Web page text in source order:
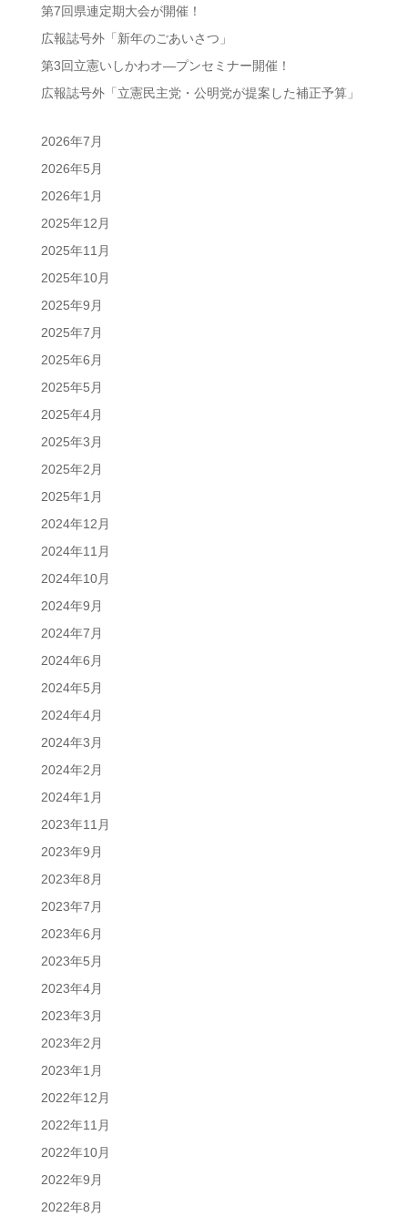
第7回県連定期大会が開催！
広報誌号外「新年のごあいさつ」
第3回立憲いしかわオ―プンセミナー開催！
広報誌号外「立憲民主党・公明党が提案した補正予算」
2026年7月
2026年5月
2026年1月
2025年12月
2025年11月
2025年10月
2025年9月
2025年7月
2025年6月
2025年5月
2025年4月
2025年3月
2025年2月
2025年1月
2024年12月
2024年11月
2024年10月
2024年9月
2024年7月
2024年6月
2024年5月
2024年4月
2024年3月
2024年2月
2024年1月
2023年11月
2023年9月
2023年8月
2023年7月
2023年6月
2023年5月
2023年4月
2023年3月
2023年2月
2023年1月
2022年12月
2022年11月
2022年10月
2022年9月
2022年8月